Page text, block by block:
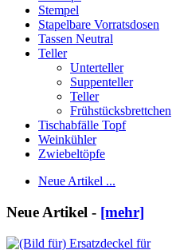
Stempel
Stapelbare Vorratsdosen
Tassen Neutral
Teller
Unterteller
Suppenteller
Teller
Frühstücksbrettchen
Tischabfälle Topf
Weinkühler
Zwiebeltöpfe
Neue Artikel ...
Neue Artikel - [mehr]